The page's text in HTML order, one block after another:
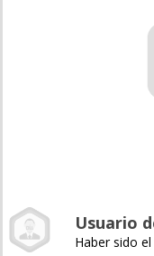
Usuario
Haber sido